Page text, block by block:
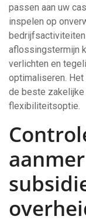
passen aan uw
inspelen op
aflossingstermijn
verlichten en
optimaliseren.
de beste zakelijke
flexibiliteitsoptie.